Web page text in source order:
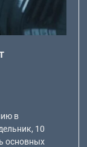
в
10
основных